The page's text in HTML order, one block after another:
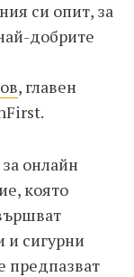
си опит, за
-добрите
, главен
онлайн
, която
и сигурни
предпазват